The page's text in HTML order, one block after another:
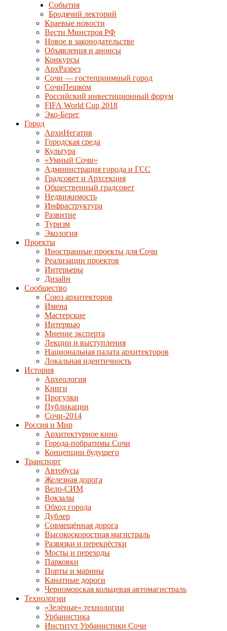
События
Бродячий лекторий
Краевые новости
Вести Минстроя РФ
Новое в законодательстве
Объявления и анонсы
Конкурсы
АрхРазрез
Сочи — гостеприимный город
СочиПешком
Российский инвестиционный форум
FIFA World Cup 2018
Эко-Берег
Город
АрхиНегатив
Городская среда
Культура
«Умный Сочи»
Администрация города и ГСС
Градсовет и Архсекция
Общественный градсовет
Недвижимость
Инфраструктура
Развитие
Туризм
Экология
Проекты
Иностранные проекты для Сочи
Реализации проектов
Интерьеры
Дизайн
Сообщество
Союз архитекторов
Имена
Мастерские
Интервью
Мнение эксперта
Лекции и выступления
Национальная палата архитекторов
Локальная идентичность
История
Археология
Книги
Прогулки
Публикации
Сочи-2014
Россия и Мир
Архитектурное кино
Города-побратимы Сочи
Концепции будущего
Транспорт
Автобусы
Железная дорога
Вело-СИМ
Вокзалы
Обход города
Дублер
Совмещённая дорога
Высокоскоростная магистраль
Развязки и перекрёстки
Мосты и переходы
Парковки
Порты и марины
Канатные дороги
Черноморская кольцевая автомагистраль
Технологии
«Зелёные» технологии
Урбанистика
Институт Урбанистики Сочи